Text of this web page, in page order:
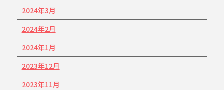
2024年3月
2024年2月
2024年1月
2023年12月
2023年11月